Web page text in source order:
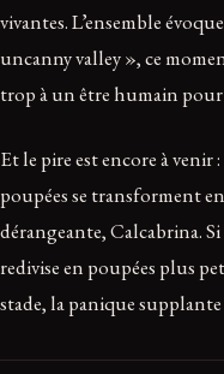
vivantes. L’ensemble
uncanny valley », ce
trop à un être humain
Et le pire est encore à venir
poupées se transforment
dérangeante, Calcabrina.
redivise en poupées plus
stade, la panique